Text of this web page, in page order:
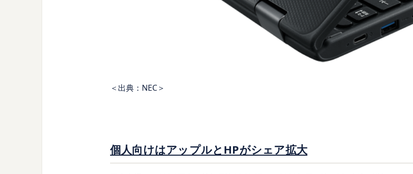
＜出典：NEC＞
個人向けはアップルとHPがシェア拡大